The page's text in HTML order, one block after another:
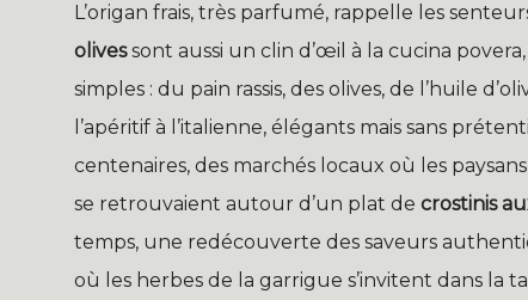
L’origan frais, très parfumé, rappelle les
olivessont aussi un clin d’œil à la cucina
simples : du pain rassis, des olives, de l’huile
l’apéritif à l’italienne, élégants mais sans
centenaires, des marchés locaux où les
se retrouvaient autour d’un plat de crostinis
temps, une redécouverte des saveurs
où les herbes de la garrigue s’invitent dans la